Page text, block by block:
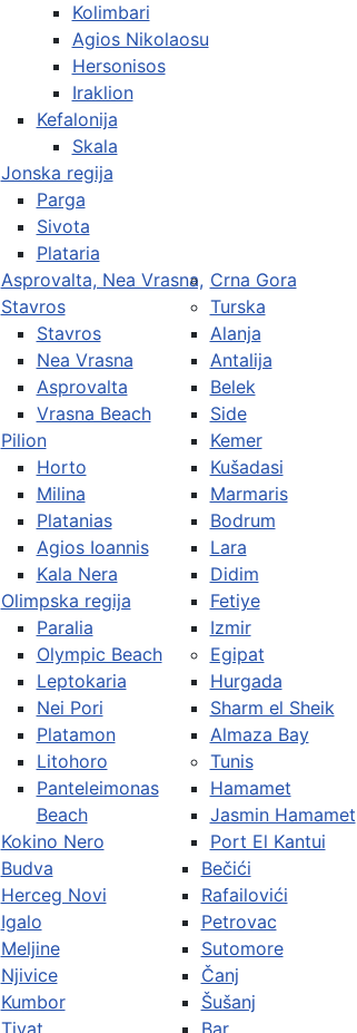
Kolimbari
Agios Nikolaosu
Hersonisos
Iraklion
Kefalonija
Skala
Jonska regija
Parga
Sivota
Plataria
Asprovalta, Nea Vrasna,
Stavros
Stavros
Nea Vrasna
Asprovalta
Vrasna Beach
Pilion
Horto
Milina
Platanias
Agios Ioannis
Kala Nera
Olimpska regija
Paralia
Olympic Beach
Leptokaria
Nei Pori
Platamon
Litohoro
Panteleimonas
Beach
Kokino Nero
Crna Gora
Budva
Herceg Novi
Igalo
Meljine
Njivice
Kumbor
Tivat
Bečići
Rafailovići
Petrovac
Sutomore
Čanj
Šušanj
Bar
Turska
Alanja
Antalija
Belek
Side
Kemer
Kušadasi
Marmaris
Bodrum
Lara
Didim
Fetiye
Izmir
Egipat
Hurgada
Sharm el Sheik
Almaza Bay
Tunis
Hamamet
Jasmin Hamamet
Port El Kantui